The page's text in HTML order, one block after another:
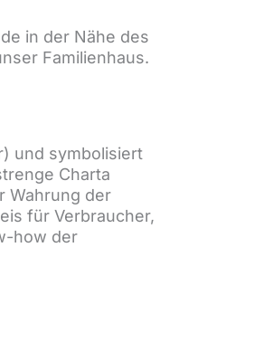
in der Nähe des
Familienhaus.
und symbolisiert
Charta
Wahrung der
für Verbraucher,
how der